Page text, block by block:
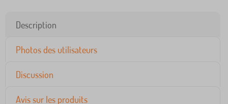
Description
Photos des utilisateurs
Discussion
Avis sur les produits